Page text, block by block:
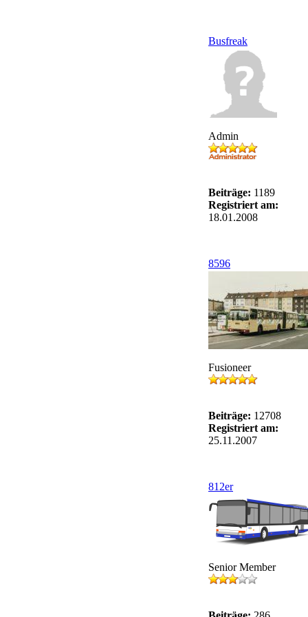
Busfreak
Admin
Beiträge: 1189
Registriert am:
18.01.2008
8596
Fusioneer
Beiträge: 12708
Registriert am:
25.11.2007
812er
Senior Member